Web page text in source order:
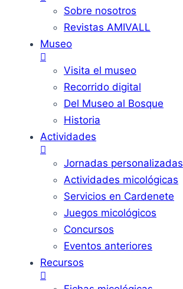
Sobre nosotros
Revistas AMIVALL
Museo
Visita el museo
Recorrido digital
Del Museo al Bosque
Historia
Actividades
Jornadas personalizadas
Actividades micológicas
Servicios en Cardenete
Juegos micológicos
Concursos
Eventos anteriores
Recursos